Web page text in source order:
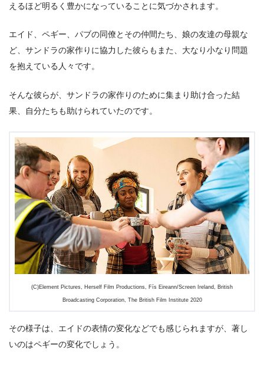
えるほど明るく豊かになっていることに気づかされます。
エイド、ペギー、パブの同僚とその仲間たち、娘の友達の母親な
ど、サンドラの家作りに協力した彼らもまた、大なり小なり問題
を抱えている人々です。
そんな彼らが、サンドラの家作りのために集まり助け合った結
果、自分たちも助けられていたのです。
(C)Element Pictures, Herself Film Productions, Fís Eireann/Screen Ireland, British
Broadcasting Corporation, The British Film Institute 2020
その様子は、エイドの表情の変化などでも感じられますが、著し
いのはペギーの変化でしょう。